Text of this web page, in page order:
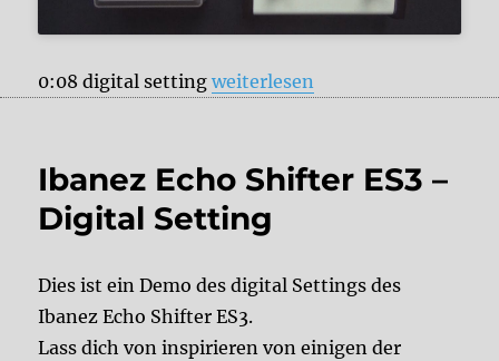
0:08 digital setting„Ibanez Delay Battle – Echo
weiterlesen
Ibanez Echo Shifter ES3 –
Digital Setting
Dies ist ein Demo des digital Settings des
Ibanez Echo Shifter ES3.
Lass dich von inspirieren von einigen der